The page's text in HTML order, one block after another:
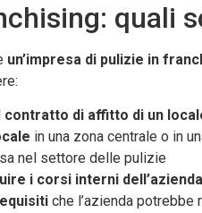
quali
un’impresa di pulizie in
contratto di affitto di un
in una zona centrale o in
nel settore delle pulizie
i corsi interni dell’azienda
che l’azienda